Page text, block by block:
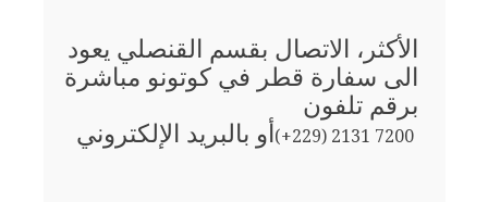
الأكثر، الاتصال بقسم القنصلي يعود
الى سفارة قطر في كوتونو مباشرة
برقم تلفون
(+229) 2131 7200أو بالبريد الإلكتروني